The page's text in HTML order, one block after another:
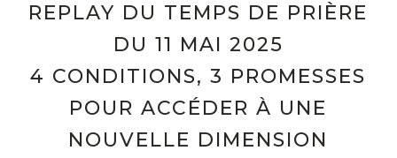
REPLAY DU TEMPS DE PRIÈRE
DU 11 MAI 2025
4 CONDITIONS, 3 PROMESSES
POUR ACCÉDER À UNE
NOUVELLE DIMENSION